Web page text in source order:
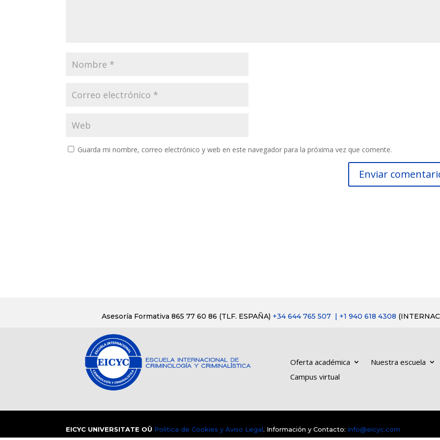
Guarda mi nombre, correo electrónico y web en este navegador para la próxima vez que comente.
Enviar
Asesoría Formativa 865 77 60 86 (TLF. ESPAÑA) +34 644 765 507 | +1 940 618 4308
Oferta académica
Nuestra escuela
Campus virtual
EICYC UNIVERSITATE OÜ Politica de Cookies y Aviso Legal. Información y Contacto: info@eicyc.com